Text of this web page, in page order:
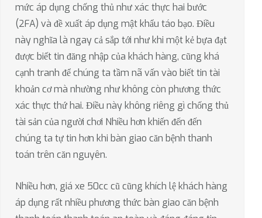
mức áp dụng chống thủ như xác thực hai bước
(2FA) và đề xuất áp dụng mật khẩu táo bạo. Điều
này nghĩa là ngay cả sắp tới như khi một kẻ bựa đạt
được biết tin đăng nhập của khách hàng, cũng khá
cạnh tranh để chúng ta tầm nã vấn vào biết tin tài
khoản cơ mà nhường như không còn phương thức
xác thực thứ hai. Điều này không riêng gì chống thủ
tài sản của người chơi Nhiều hơn khiến đến đến
chúng ta tự tin hơn khi bàn giao căn bệnh thanh
toán trên căn nguyên.
Nhiều hơn, giá xe 50cc cũ cũng khích lệ khách hàng
áp dụng rất nhiều phương thức bàn giao căn bệnh